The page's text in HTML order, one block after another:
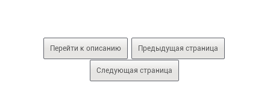
Перейти к описанию Предыдущая страница
Следующая страница